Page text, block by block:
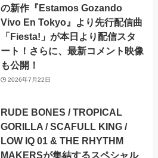
の新作『Estamos Gozando
Vivo En Tokyo』より先行配信曲
「Fiesta!」が本日より配信スタ
ート！さらに、最新コメント映像
も公開！
2026年7月22日
RUDE BONES / TROPICAL
GORILLA / SCAFULL KING /
LOW IQ 01 & THE RHYTHM
MAKERSが集結するスペシャル